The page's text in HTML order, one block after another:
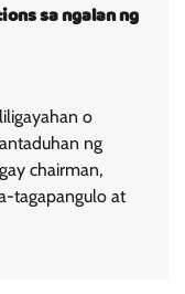
sa ngalan ng
o
ng
chairman,
tagapangulo at